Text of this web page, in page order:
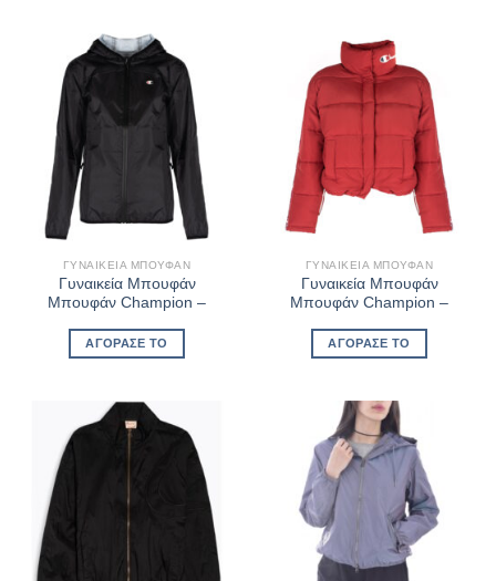
ΓΥΝΑΙΚΕΊΑ ΜΠΟΥΦΆΝ
Γυναικεία Μπουφάν
Μπουφάν Champion –
ΑΓΌΡΑΣΈ ΤΟ
ΓΥΝΑΙΚΕΊΑ ΜΠΟΥΦΆΝ
Γυναικεία Μπουφάν
Μπουφάν Champion –
ΑΓΌΡΑΣΈ ΤΟ